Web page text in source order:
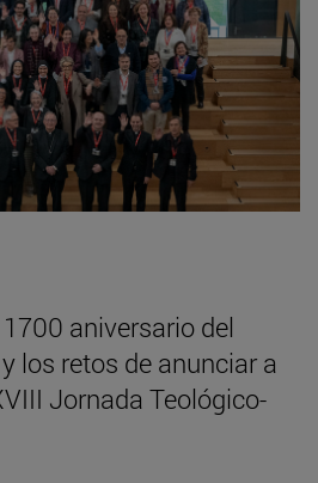
aniversario del
los retos de anunciar a
Jornada Teológico-